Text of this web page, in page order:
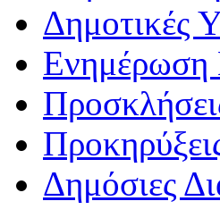
Δημοτικές
Ενημέρωση
Δημόσιες